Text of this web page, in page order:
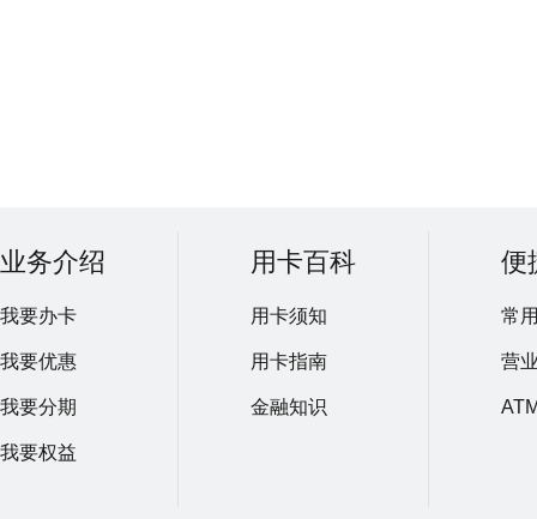
业务介绍
我要办卡
我要优惠
我要分期
我要权益
用卡百科
用卡须知
用卡指南
金融知识
便
常
营